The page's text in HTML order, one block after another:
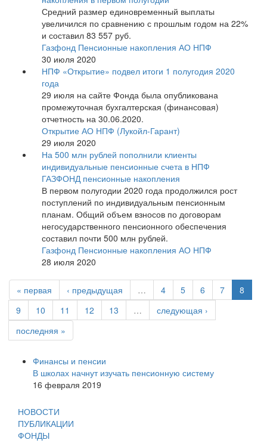
Средний размер единовременный выплаты
увеличился по сравнению с прошлым годом на 22%
и составил 83 557 руб.
Газфонд Пенсионные накопления АО НПФ
30 июля 2020
НПФ «Открытие» подвел итоги 1 полугодия 2020
года
29 июля на сайте Фонда была опубликована
промежуточная бухгалтерская (финансовая)
отчетность на 30.06.2020.
Открытие АО НПФ (Лукойл-Гарант)
29 июля 2020
На 500 млн рублей пополнили клиенты
индивидуальные пенсионные счета в НПФ
ГАЗФОНД пенсионные накопления
В первом полугодии 2020 года продолжился рост
поступлений по индивидуальным пенсионным
планам. Общий объем взносов по договорам
негосударственного пенсионного обеспечения
составил почти 500 млн рублей.
Газфонд Пенсионные накопления АО НПФ
28 июля 2020
« первая ‹ предыдущая … 4 5 6 7
8
9
10 11 12 13 …
следующая ›
последняя »
Финансы и пенсии
В школах начнут изучать пенсионную систему
16 февраля 2019
НОВОСТИ
ПУБЛИКАЦИИ
ФОНДЫ